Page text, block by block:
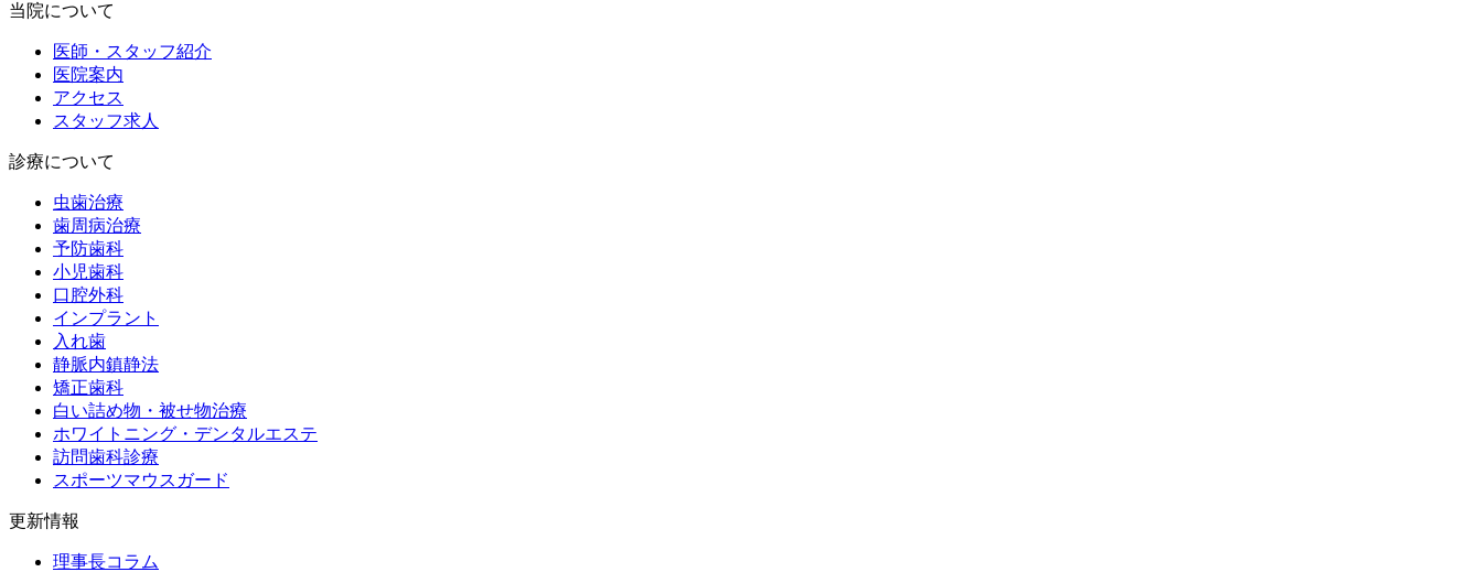
当院について
医師・スタッフ紹介
医院案内
アクセス
スタッフ求人
診療について
虫歯治療
歯周病治療
予防歯科
小児歯科
口腔外科
インプラント
入れ歯
静脈内鎮静法
矯正歯科
白い詰め物・被せ物治療
ホワイトニング・デンタルエステ
訪問歯科診療
スポーツマウスガード
更新情報
理事長コラム